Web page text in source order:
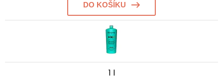
DO KOŠÍKU
1 l